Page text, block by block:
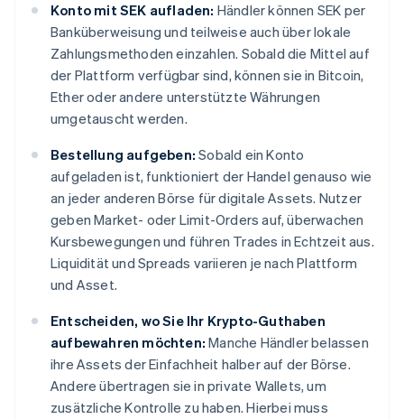
Konto mit SEK aufladen: Händler können SEK per
Banküberweisung und teilweise auch über lokale
Zahlungsmethoden einzahlen. Sobald die Mittel auf
der Plattform verfügbar sind, können sie in Bitcoin,
Ether oder andere unterstützte Währungen
umgetauscht werden.
Bestellung aufgeben: Sobald ein Konto
aufgeladen ist, funktioniert der Handel genauso wie
an jeder anderen Börse für digitale Assets. Nutzer
geben Market- oder Limit-Orders auf, überwachen
Kursbewegungen und führen Trades in Echtzeit aus.
Liquidität und Spreads variieren je nach Plattform
und Asset.
Entscheiden, wo Sie Ihr Krypto-Guthaben
aufbewahren möchten: Manche Händler belassen
ihre Assets der Einfachheit halber auf der Börse.
Andere übertragen sie in private Wallets, um
zusätzliche Kontrolle zu haben. Hierbei muss